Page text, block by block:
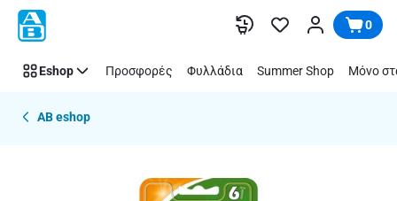
Παράλειψη 0
Eshop Προσφορές Φυλλάδια Summer Shop Μόνο
AB eshop